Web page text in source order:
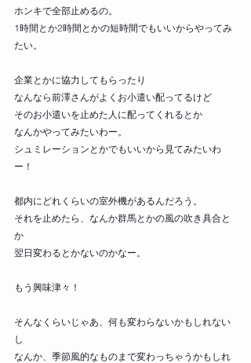
ホンキで全部止めるの。
1時間とか2時間とかの短時間でもいいからやってみ
たい。
企業とかに協力してもらったり
なんなら前澤さんがよくお小遣い配ってるけど
そのお小遣いを止めた人に配ってくれるとか
なんかやってみたいわー。
シュミレーションとかでもいいから見てみたいわ
ー！
都内にどれくらいの室外機があるんだろう。
それを止めたら、なんか群馬とかの風の吹き具合と
か
翌日変わるとかないのかなー。
もう興味津々！
そんなくらいじゃあ、何も変わらないかもしれない
し
なんか、季節風的なものまで変わっちゃうかもしれ